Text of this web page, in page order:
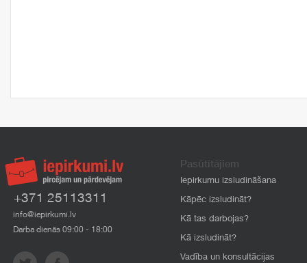
+371 25113311
info@iepirkumi.lv
Darba dienās 09:00 - 18:00
Pasūtītājiem
Iepirkumu izsludināšana
Kāpēc izsludināt?
Kā tas darbojas?
Kā izsludināt?
Vadība un konsultācijas